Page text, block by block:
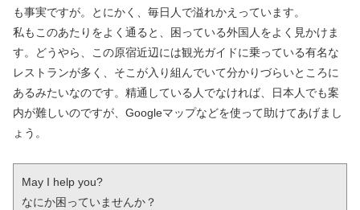
も事実ですが。とにかく、毎日人で溢れかえっています。
私もこのあたりをよく通ると、困っている外国人をよく見かけま
す。どうやら、この原宿近辺には観光ガイドに乗っている有名な
レストランが多く、そこが入り組んでいて分かりづらいところに
あるみたいなのです。精通している人でなければ、日本人でも案
内が難しいのですが、Googleマップなどを使って助けてあげまし
ょう。
May I help you?
なにか困っていませんか？